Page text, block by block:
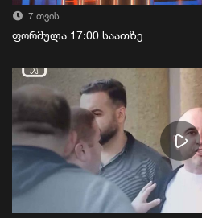
7 თვის
ფორმულა 17:00 საათზე